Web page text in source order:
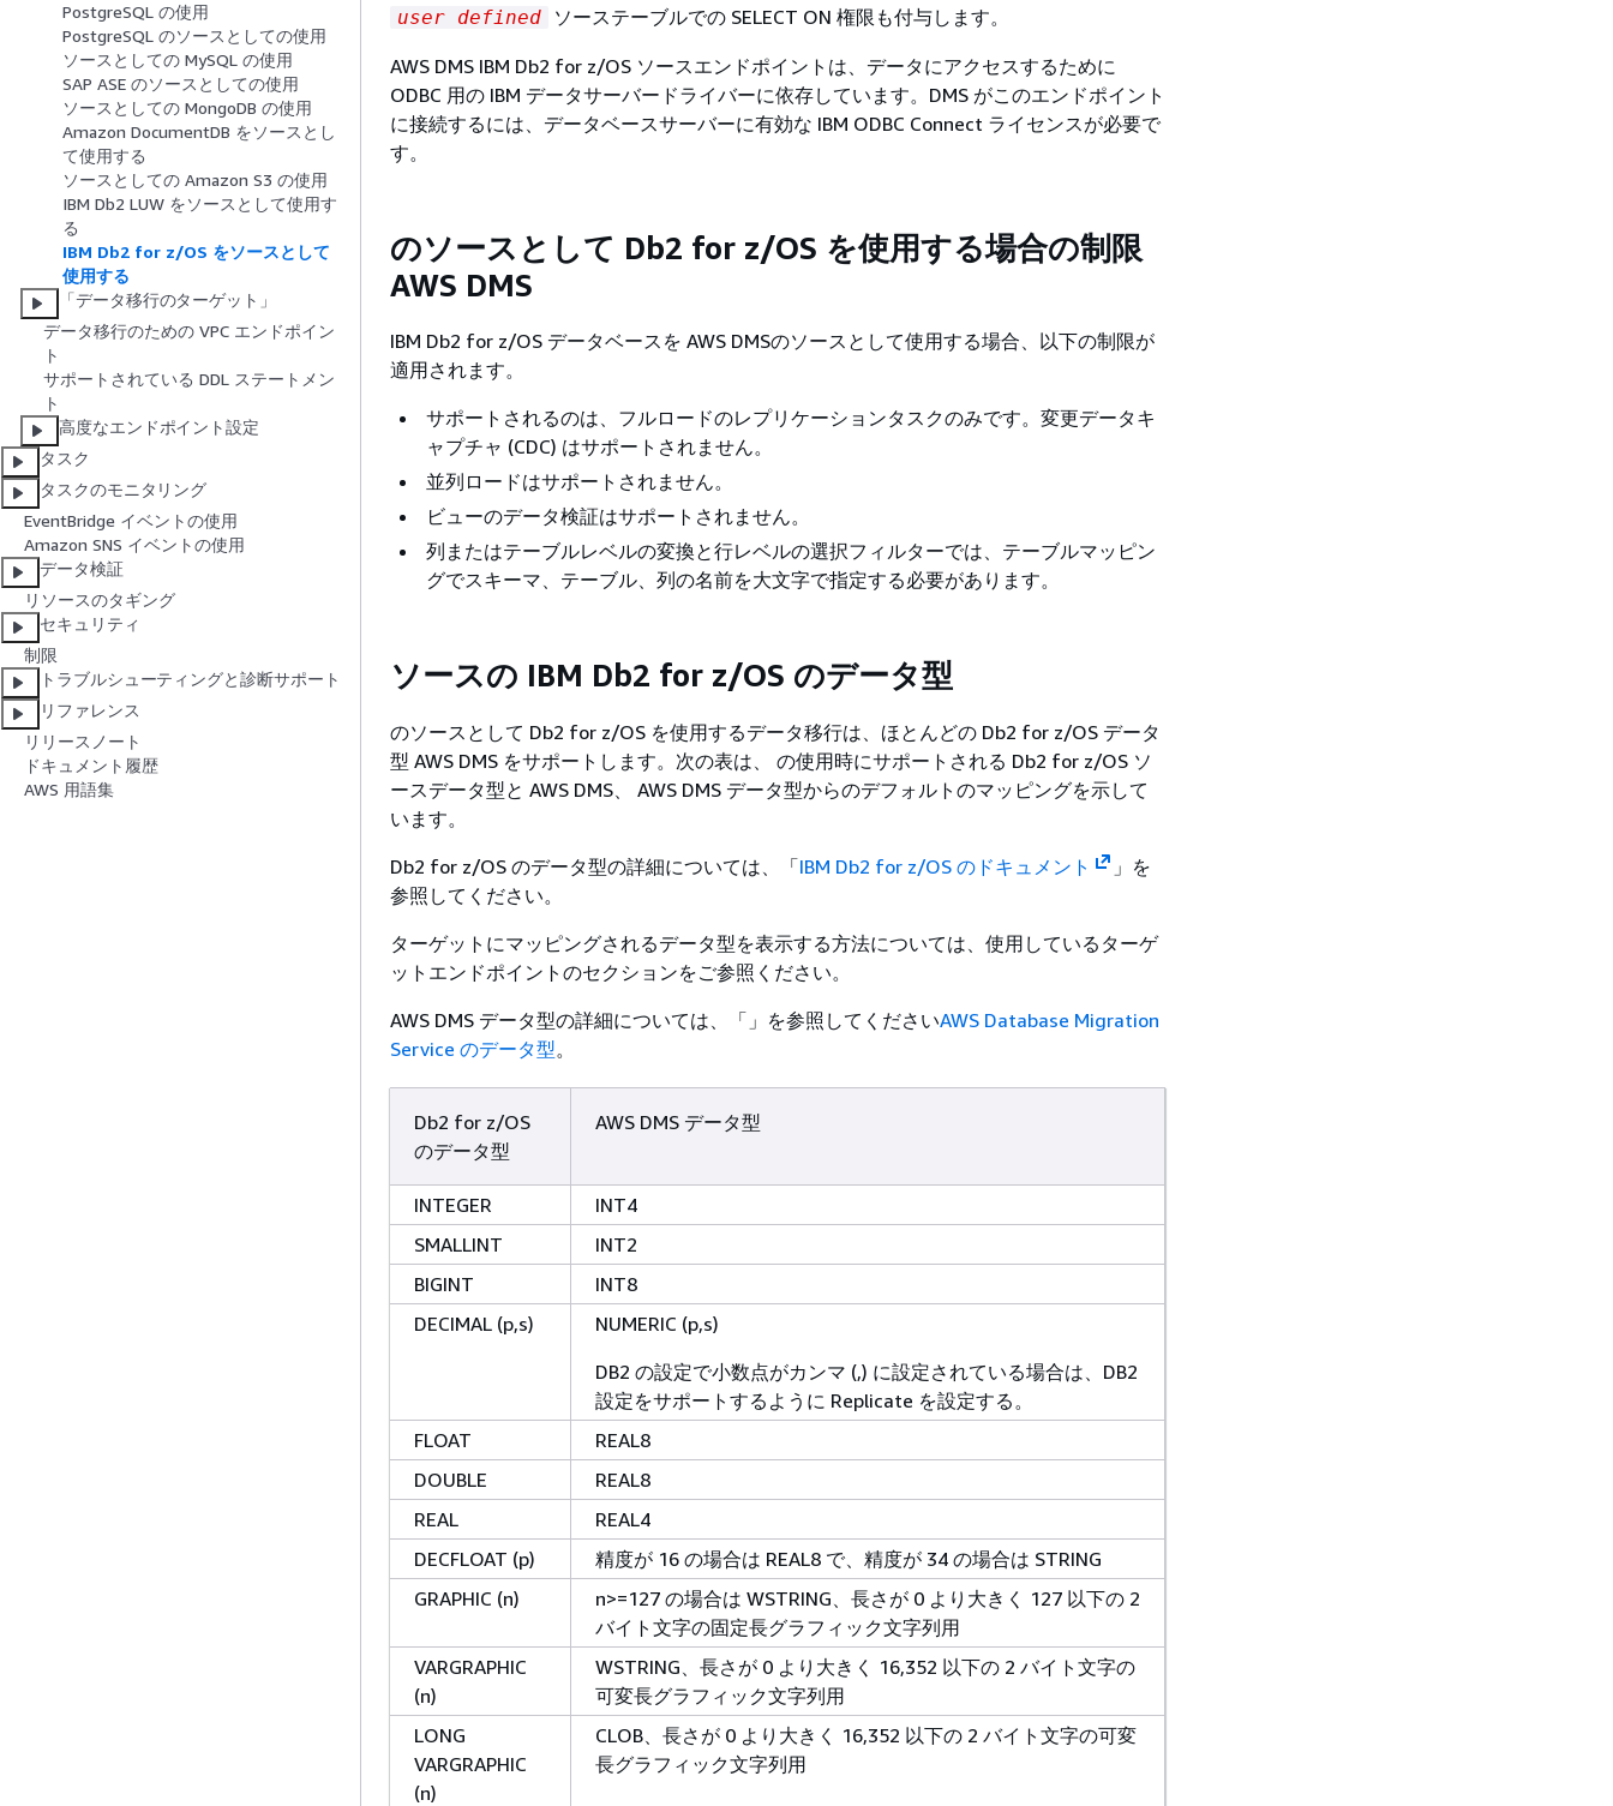
PostgreSQL の使用
PostgreSQL のソースとしての使用
ソースとしての MySQL の使用
SAP ASE のソースとしての使用
ソースとしての MongoDB の使用
Amazon DocumentDB をソースとし
て使用する
ソースとしての Amazon S3 の使用
IBM Db2 LUW をソースとして使用す
る
IBM Db2 for z/OS をソースとして
使用する
「データ移行のターゲット」
データ移行のための VPC エンドポイン
ト
サポートされている DDL ステートメン
ト
高度なエンドポイント設定
タスク
タスクのモニタリング
EventBridge イベントの使用
Amazon SNS イベントの使用
データ検証
リソースのタギング
セキュリティ
制限
トラブルシューティングと診断サポート
リファレンス
リリースノート
ドキュメント履歴
AWS 用語集
user defined ソーステーブルでの SELECT ON 権限も付与します。
AWS DMS IBM Db2 for z/OS ソースエンドポイントは、データにアクセスするために
ODBC 用の IBM データサーバードライバーに依存しています。DMS がこのエンドポイント
に接続するには、データベースサーバーに有効な IBM ODBC Connect ライセンスが必要で
す。
のソースとして Db2 for z/OS を使用する場合の制限
AWS DMS
IBM Db2 for z/OS データベースを AWS DMSのソースとして使用する場合、以下の制限が
適用されます。
サポートされるのは、フルロードのレプリケーションタスクのみです。変更データキ
ャプチャ (CDC) はサポートされません。
並列ロードはサポートされません。
ビューのデータ検証はサポートされません。
列またはテーブルレベルの変換と行レベルの選択フィルターでは、テーブルマッピン
グでスキーマ、テーブル、列の名前を大文字で指定する必要があります。
ソースの IBM Db2 for z/OS のデータ型
のソースとして Db2 for z/OS を使用するデータ移行は、ほとんどの Db2 for z/OS データ
型 AWS DMS をサポートします。次の表は、 の使用時にサポートされる Db2 for z/OS ソ
ースデータ型と AWS DMS、 AWS DMS データ型からのデフォルトのマッピングを示して
います。
Db2 for z/OS のデータ型の詳細については、「IBM Db2 for z/OS のドキュメント
」を
参照してください。
ターゲットにマッピングされるデータ型を表示する方法については、使用しているターゲ
ットエンドポイントのセクションをご参照ください。
AWS DMS データ型の詳細については、「」を参照してくださいAWS Database Migration
Service のデータ型。
Db2 for z/OS
のデータ型
AWS DMS データ型
INTEGER
INT4
SMALLINT
INT2
BIGINT
INT8
DECIMAL (p,s)
NUMERIC (p,s)
DB2 の設定で小数点がカンマ (,) に設定されている場合は、DB2
設定をサポートするように Replicate を設定する。
FLOAT
REAL8
DOUBLE
REAL8
REAL
REAL4
DECFLOAT (p)
精度が 16 の場合は REAL8 で、精度が 34 の場合は STRING
GRAPHIC (n)
n>=127 の場合は WSTRING、長さが 0 より大きく 127 以下の 2
バイト文字の固定長グラフィック文字列用
VARGRAPHIC
(n)
WSTRING、長さが 0 より大きく 16,352 以下の 2 バイト文字の
可変長グラフィック文字列用
LONG
VARGRAPHIC
(n)
CLOB、長さが 0 より大きく 16,352 以下の 2 バイト文字の可変
長グラフィック文字列用